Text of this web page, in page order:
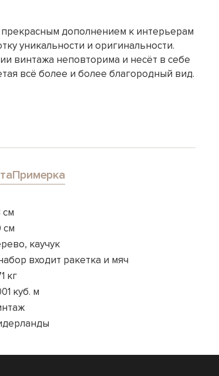
дополнением к интерьерам
уникальности и оригинальности.
винтажа неповторима и несёт в себе
всё более и более благородный вид.
Примерка
см
см
каучук
входит ракетка и мяч
кг
куб. м